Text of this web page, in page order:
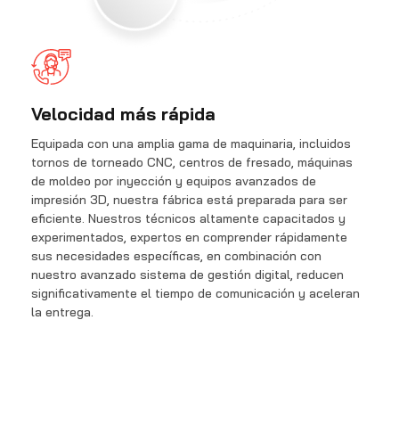
Velocidad más rápida
Equipada con una amplia gama de maquinaria, incluidos
tornos de torneado CNC, centros de fresado, máquinas
de moldeo por inyección y equipos avanzados de
impresión 3D, nuestra fábrica está preparada para ser
eficiente. Nuestros técnicos altamente capacitados y
experimentados, expertos en comprender rápidamente
sus necesidades específicas, en combinación con
nuestro avanzado sistema de gestión digital, reducen
significativamente el tiempo de comunicación y aceleran
la entrega.